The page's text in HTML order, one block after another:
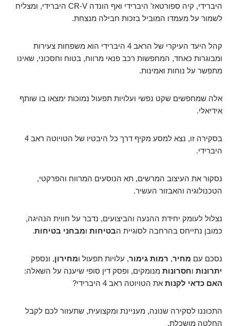
היברידי, קיה ספורטאז' היברידי ואף הונדה CR-V היברידי, ומצליח
לשמור על מעמדו המוביל בזכות חבילה מנצחת.
קהל היעד העיקרי של הראב 4 היברידי הוא משפחות צעירות
ומבוגרות כאחד, המחפשות רכב פנאי מרווח, בטוח וחסכוני, שאינו
מתפשר על נוחות ואמינות.
אלה שמחפשים שקט נפשי ועלויות תפעול נמוכות ימצאו בו שותף
אידיאלי.
בסקירה זו, נצא למסע מקיף דרך כל היבטיו של הטויוטה ראב 4
היברידי.
נסקור את העיצוב המרשים, תא הנוסעים המרווח והפרקטי,
הטכנולוגיה והאבזור העשיר.
נצלול לעומק יחידת ההנעה והביצועים, נדבר על חווית הנהיגה,
כמובן נתייחס בהרחבה לסוגיית הבטיחות ומבחני בטיחות.
נסכם עם מחיר, רמות גימור, עלויות תפעול ומחירון, ונספק
יתרונות וחסרונות מנומקים, ופסק דין סופי שיענה על השאלה:
האם כדאי לקנות את הטויוטה ראב 4 היברידי?
התכוננו לסקירה שנונה, מעניינת ומקצועית, שתעזור לכם לקבל
החלטה מושכלת.